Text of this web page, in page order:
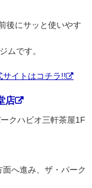
後にサッと使いやす
ムです。
イトはコチラ!!
店
クハビオ三軒茶屋1F
へ進み、ザ・パーク